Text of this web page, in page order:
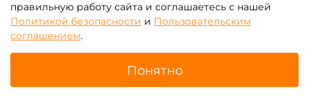
Батуты для бизнеса с
роботами
бизнеса
правильную работу сайта и соглашаетесь с нашей
Политикой безопасности и Пользовательским
соглашением.
Понятно